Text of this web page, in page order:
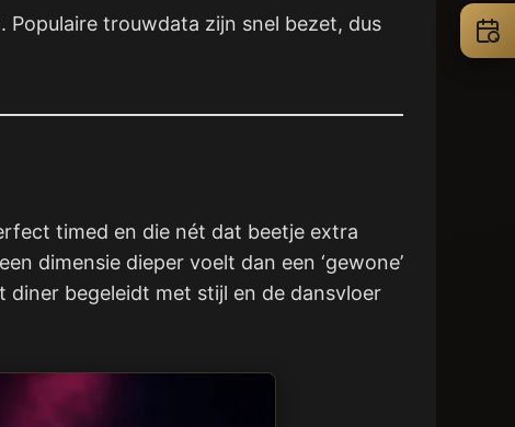
trouwdata zijn snel bezet, dus
timed en die nét dat beetje extra
dimensie dieper voelt dan een ‘gewone’
begeleidt met stijl en de dansvloer